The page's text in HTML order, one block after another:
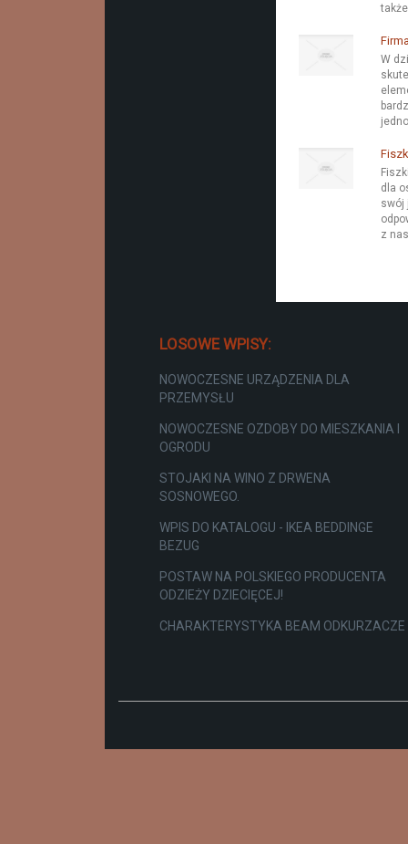
W
dla
swój
z
LOSOWE WPISY:
NOWOCZESNE URZĄDZENIA DLA
PRZEMYSŁU
NOWOCZESNE OZDOBY DO MIESZKANIA I
OGRODU
STOJAKI NA WINO Z DRWENA
SOSNOWEGO.
WPIS DO KATALOGU - IKEA BEDDINGE
BEZUG
POSTAW NA POLSKIEGO PRODUCENTA
ODZIEŻY DZIECIĘCEJ!
CHARAKTERYSTYKA BEAM ODKURZACZE